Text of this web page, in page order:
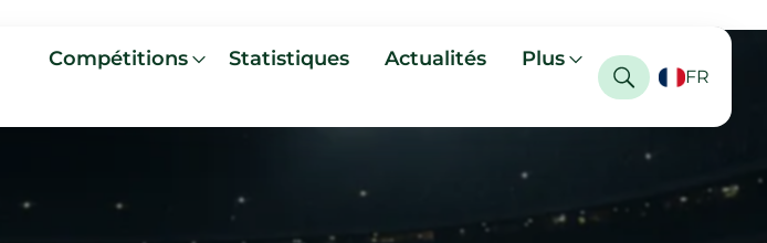
Compétitions Statistiques Actualités Plus
FR